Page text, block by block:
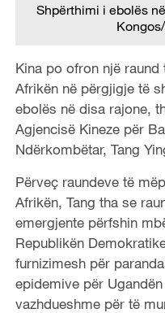
Shpërthimi i ebolës
Kina po ofron një
Afrikën në përgjigje të
ebolës në disa rajone,
Agjencisë Kineze për
Ndërkombëtar, Tang
Përveç raundeve të
Afrikën, Tang tha se
emergjente përfshin
Republikën
furnizimesh për
epidemive për
vazhdueshme për të